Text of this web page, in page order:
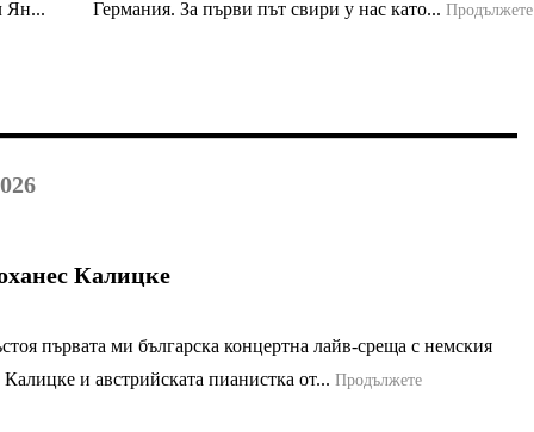
Ян...
Германия. За първи път свири у нас като... Продължете
Калицке
първата ми българска концертна лайв-среща с немския
и австрийската пианистка от... Продължете